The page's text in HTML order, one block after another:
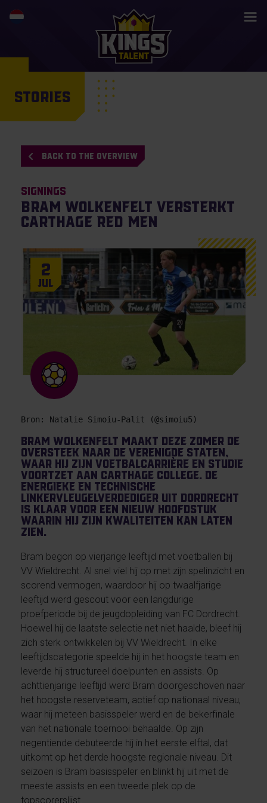
STORIES
BACK TO THE OVERVIEW
Signings
Bram Wolkenfelt versterkt
Carthage Red Men
2
Jul
Bron: Natalie Simoiu-Palit (@simoiu5)
Bram Wolkenfelt maakt deze zomer de
oversteek naar de Verenigde Staten,
waar hij zijn voetbalcarrière en studie
voortzet aan Carthage College. De
energieke en technische
linkervleugelverdediger uit Dordrecht
is klaar voor een nieuw hoofdstuk
waarin hij zijn kwaliteiten kan laten
zien.
Bram begon op vierjarige leeftijd met voetballen bij
VV Wieldrecht. Al snel viel hij op met zijn spelinzicht en
scorend vermogen, waardoor hij op twaalfjarige
leeftijd werd gescout voor een langdurige
proefperiode bij de jeugdopleiding van FC Dordrecht.
Hoewel hij de laatste selectie net niet haalde, bleef hij
zich sterk ontwikkelen bij VV Wieldrecht. In elke
leeftijdscategorie speelde hij in het hoogste team en
leverde hij structureel doelpunten en assists. Op
achttienjarige leeftijd werd Bram doorgeschoven naar
het hoogste reserveteam, actief op nationaal niveau,
waar hij meteen basisspeler werd en de bekerfinale
van het nationale toernooi behaalde. Op zijn
negentiende debuteerde hij in het eerste elftal, dat
uitkomt op het derde hoogste regionale niveau. Dit
seizoen is Bram basisspeler en blinkt hij uit met de
meeste assists en een tweede plek op de
topscorerslijst.